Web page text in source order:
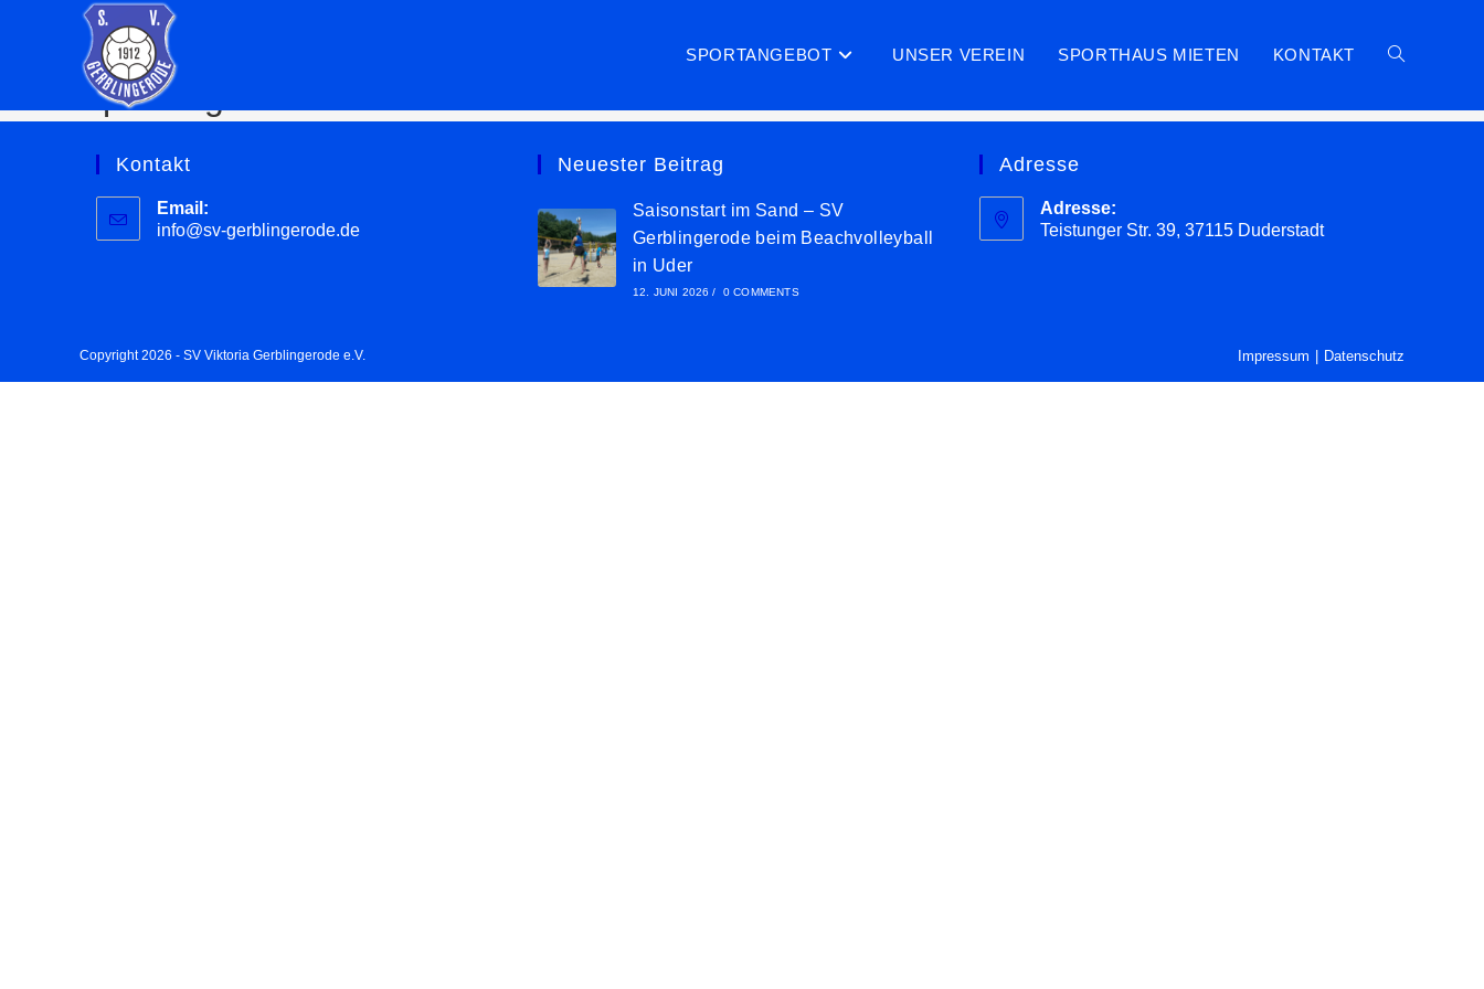
SPORTANGEBOT UNSER VEREIN SPORTHAUS MIETEN KONTAKT
Sportangebot
Kontakt
Email:
info@sv-gerblingerode.de
Neuester Beitrag
Saisonstart im Sand – SV
Gerblingerode beim Beachvolleyball
in Uder
12. JUNI 2026 / 0 COMMENTS
Adresse
Adresse:
Teistunger Str. 39, 37115 Duderstadt
Impressum Datenschutz
Copyright 2026 - SV Viktoria Gerblingerode e.V.